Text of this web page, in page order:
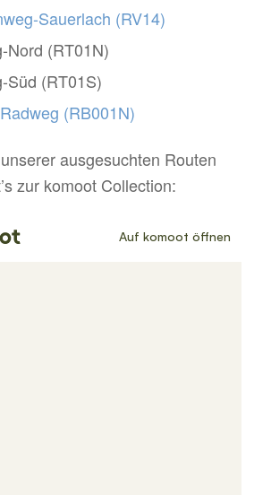
Sauerlach (RV14)
Nord (RT01N)
Süd (RT01S)
(RB001N)
ausgesuchten Routen
zur komoot Collection: